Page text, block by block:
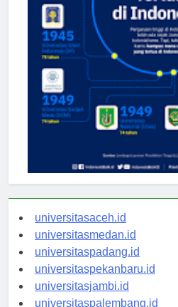
universitasaceh.id
universitasmedan.id
universitaspadang.id
universitaspekanbaru.id
universitasjambi.id